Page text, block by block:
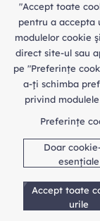
"Accept toate
pentru a accepta
modulelor cookie
direct site-ul sau
pe "Preferințe
a-ţi schimba
privind
Preferințe
Doar
esențiale
Accept toate
urile